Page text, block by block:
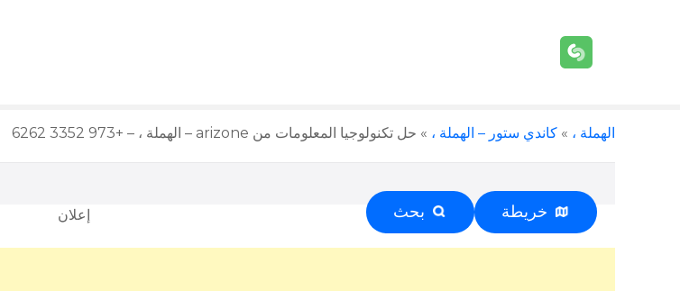
الهملة ، » كاندي ستور – الهملة ، » حل تكنولوجيا المعلومات من arizone – الهملة ، – +973 3352 6262
خريطة بحث إعلان